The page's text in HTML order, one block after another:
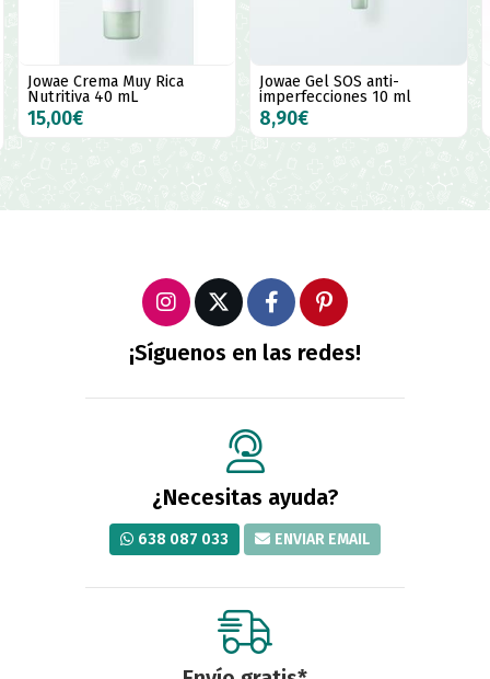
Jowae Crema Muy Rica
Nutritiva 40 mL
15,00€
Jowae Gel SOS anti-
imperfecciones 10 ml
8,90€
¡Síguenos en las redes!
¿Necesitas ayuda?
638 087 033 ENVIAR EMAIL